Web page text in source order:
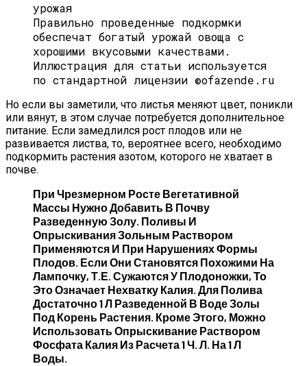
Правильно проведенные подкормки
обеспечат богатый урожай овоща с
хорошими вкусовыми качествами.
Иллюстрация для статьи используется
по стандартной лицензии ©ofazende.ru
Но если вы заметили, что листья меняют цвет, поникли
или вянут, в этом случае потребуется дополнительное
питание. Если замедлился рост плодов или не
развивается листва, то, вероятнее всего, необходимо
подкормить растения азотом, которого не хватает в
почве.
При Чрезмерном Росте Вегетативной
Массы Нужно Добавить В Почву
Разведенную Золу. Поливы И
Опрыскивания Зольным Раствором
Применяются И При Нарушениях Формы
Плодов. Если Они Становятся Похожими На
Лампочку, Т.е. Сужаются У Плодоножки, То
Это Означает Нехватку Калия. Для Полива
Достаточно 1 Л Разведенной В Воде Золы
Под Корень Растения. Кроме Этого, Можно
Использовать Опрыскивание Раствором
Фосфата Калия Из Расчета 1 Ч. Л. На 1 Л
Воды.